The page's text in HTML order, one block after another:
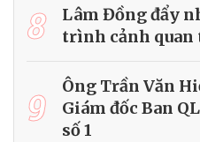
8
Lâm Đồng đẩy
trình cảnh quan
9
Ông Trần Văn
Giám đốc Ban
số 1